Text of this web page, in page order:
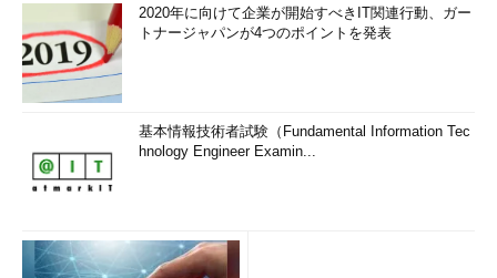
2020年に向けて企業が開始すべきIT関連行動、ガー
トナージャパンが4つのポイントを発表
基本情報技術者試験（Fundamental Information Tec
hnology Engineer Examin...